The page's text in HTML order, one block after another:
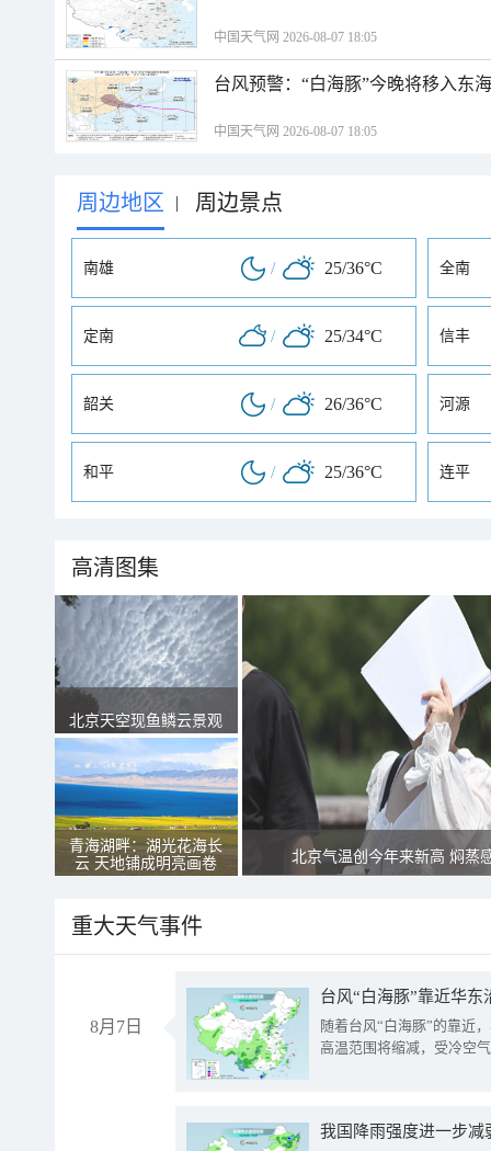
中国天气网 2026-08-07 18:05
台风预警：“白海豚”今晚将移入东
中国天气网 2026-08-07 18:05
周边地区 | 周边景点
南雄 / 25/36°C 全南
定南 / 25/34°C 信丰
韶关 / 26/36°C 河源
和平 / 25/36°C 连平
高清图集
北京天空现鱼鳞云景观
青海湖畔：湖光花海长
云 天地铺成明亮画卷
北京气温创今年来新高 焖蒸
重大天气事件
8月7日
台风“白海豚”靠近华
随着台风“白海豚”的靠近
高温范围将缩减，受冷空